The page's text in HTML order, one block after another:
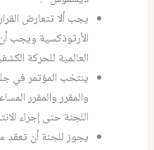
يجب ألا تتعارض
الأرثوذكسية ويجب
العالمية للحركة
ينتخب المؤتمر في
والمقرر والمقرر
اللجنة حتى إجراء
يجوز للجنة أن تعقد